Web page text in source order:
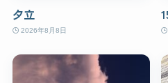
夕立
2026年8月8日